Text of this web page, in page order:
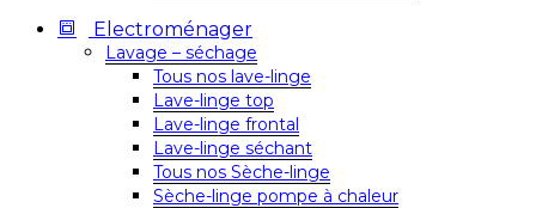
Electroménager
Lavage – séchage
Tous nos lave-linge
Lave-linge top
Lave-linge frontal
Lave-linge séchant
Tous nos Sèche-linge
Sèche-linge pompe à chaleur